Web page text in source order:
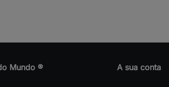
Mundo ® A sua conta